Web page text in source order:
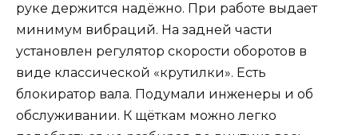
руке держится надёжно. При работе выдает
минимум вибраций. На задней части
установлен регулятор скорости оборотов в
виде классической «крутилки». Есть
блокиратор вала. Подумали инженеры и об
обслуживании. К щёткам можно легко